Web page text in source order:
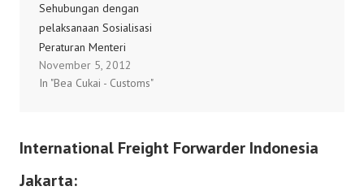
Banding pada tanggal
29 Januari 2013 di Aula
Gedung A Lantai II
Kantor Pengawasan dan
Pelayanan Bea dan
dan Pelayanan Bea dan
Sehubungan dengan
pelaksanaan Sosialisasi
Peraturan Menteri
Keuangan nomor
76/PMK.011/2012
Keuangan nomor
tentang Pembebasan
November 5, 2012
In "Bea Cukai - Customs"
International Freight Forwarder Indonesia
Jakarta: